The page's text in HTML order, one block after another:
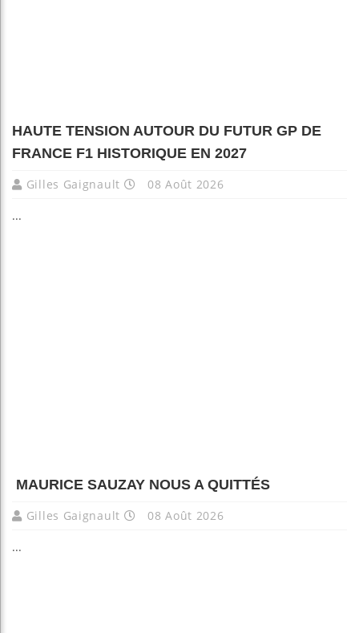
HAUTE TENSION AUTOUR DU FUTUR GP DE
FRANCE F1 HISTORIQUE EN 2027
Gilles Gaignault 08 Août 2026
...
MAURICE SAUZAY NOUS A QUITTÉS
Gilles Gaignault 08 Août 2026
...